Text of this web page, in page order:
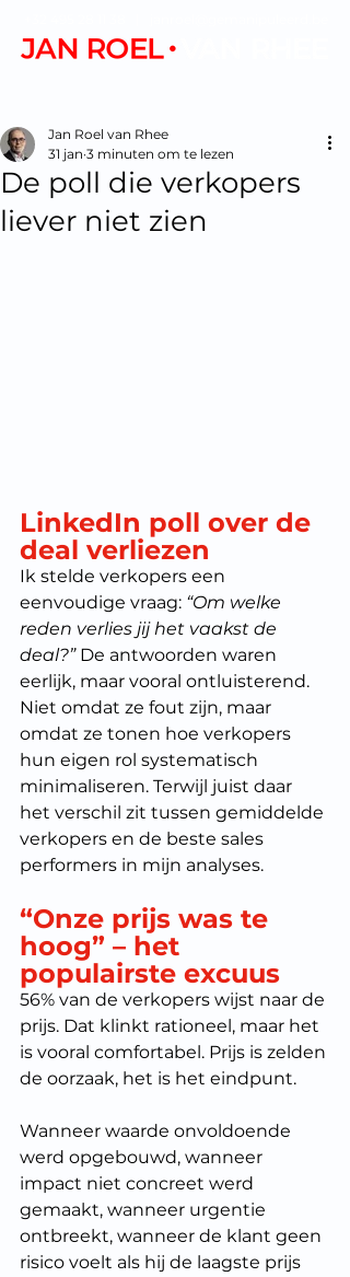
De poll die verkopers
liever niet zien
Jan Roel van Rhee
31 jan 3 minuten om te lezen
LinkedIn poll over de
deal verliezen
Ik stelde verkopers een
eenvoudige vraag: “Om welke
reden verlies jij het vaakst de
deal?” De antwoorden waren
eerlijk, maar vooral ontluisterend.
Niet omdat ze fout zijn, maar
omdat ze tonen hoe verkopers
hun eigen rol systematisch
minimaliseren. Terwijl juist daar
het verschil zit tussen gemiddelde
verkopers en de beste sales
performers in mijn analyses.
“Onze prijs was te
hoog” – het
populairste excuus
56% van de verkopers wijst naar de
prijs. Dat klinkt rationeel, maar het
is vooral comfortabel. Prijs is zelden
de oorzaak, het is het eindpunt.
Wanneer waarde onvoldoende
werd opgebouwd, wanneer
impact niet concreet werd
gemaakt, wanneer urgentie
ontbreekt, wanneer de klant geen
risico voelt als hij de laagste prijs